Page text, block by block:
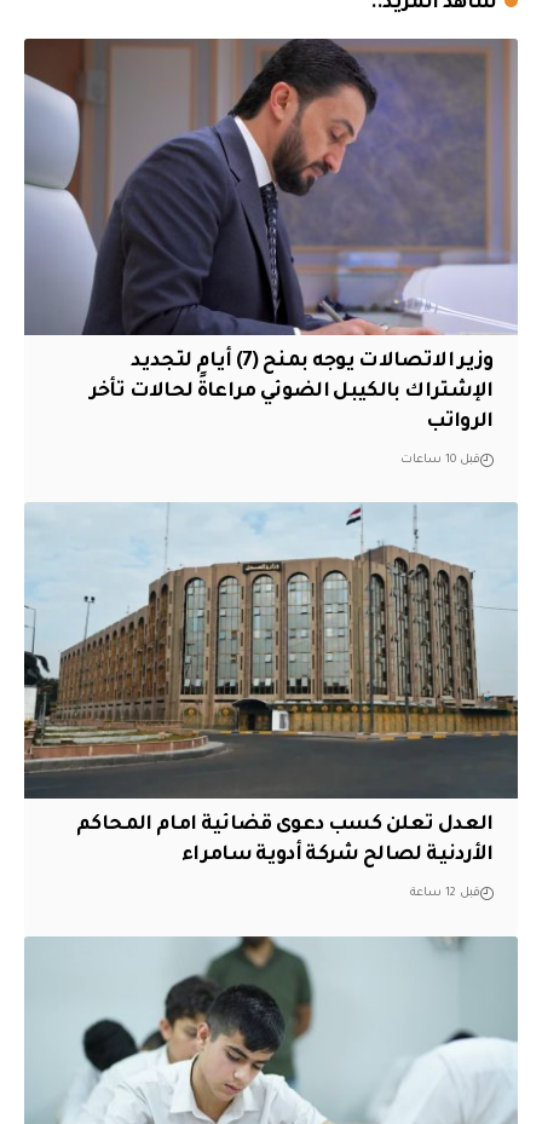
وزير الاتصالات يوجه بمنح (7) أيام لتجديد
الإشتراك بالكيبل الضوئي مراعاةً لحالات تأخر
الرواتب
قبل 10 ساعات
العدل تعلن كسب دعوى قضائية امام المحاكم
الأردنية لصالح شركة أدوية سامراء
قبل 12 ساعة